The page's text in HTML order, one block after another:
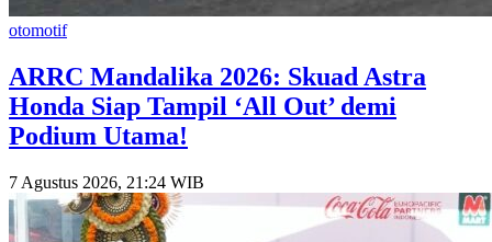
otomotif
​ARRC Mandalika 2026: Skuad Astra
Honda Siap Tampil ‘All Out’ demi
Podium Utama!
7 Agustus 2026, 21:24 WIB